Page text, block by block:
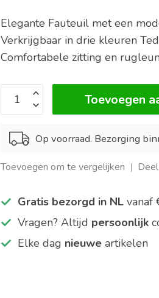
Elegante Fauteuil met een
Verkrijgbaar in drie kleuren
Comfortabele zitting en
Toevoegen
Op voorraad. Bezorging
Toevoegen om te vergelijken
Gratis bezorgd in NL vanaf
Vragen? Altijd persoonlijk
Elke dag nieuwe artikelen